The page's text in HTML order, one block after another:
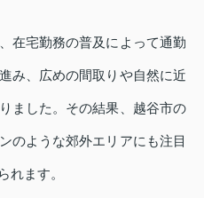
在宅勤務の普及によって通勤
み、広めの間取りや自然に近
ました。その結果、越谷市の
のような郊外エリアにも注目
れます。